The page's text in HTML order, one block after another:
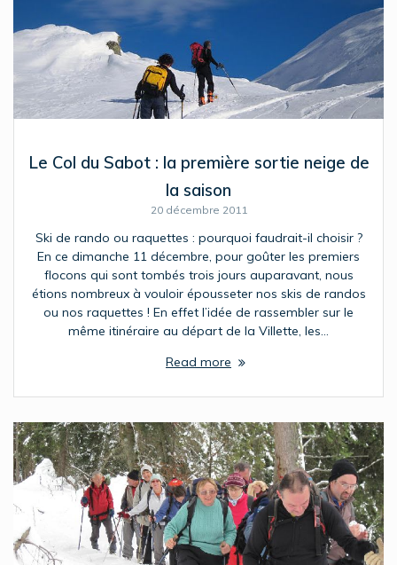
Le Col du Sabot : la première sortie neige de
la saison
20 décembre 2011
Ski de rando ou raquettes : pourquoi faudrait-il choisir ?
En ce dimanche 11 décembre, pour goûter les premiers
flocons qui sont tombés trois jours auparavant, nous
étions nombreux à vouloir épousseter nos skis de randos
ou nos raquettes ! En effet l’idée de rassembler sur le
même itinéraire au départ de la Villette, les…
Read more